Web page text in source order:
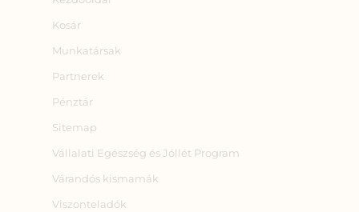
Kosár
Munkatársak
Partnerek
Pénztár
Sitemap
Vállalati Egészség és Jóllét Program
Várandós kismamák
Viszonteladók